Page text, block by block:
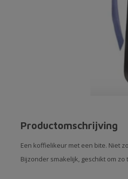
Productomschrijving
Een koffielikeur met een bite. Niet
Bijzonder smakelijk, geschikt om